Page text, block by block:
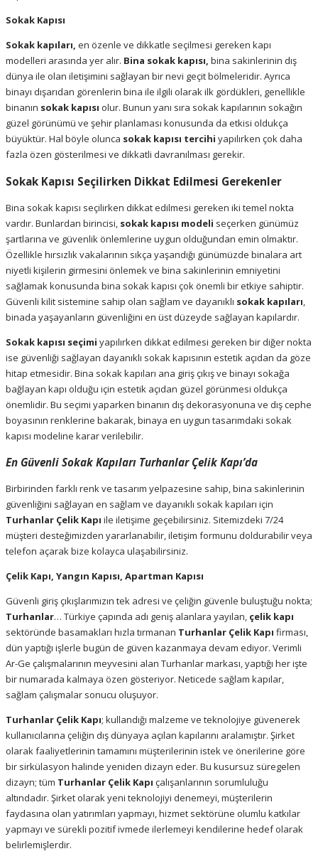
Sokak Kapısı
Sokak kapıları, en özenle ve dikkatle seçilmesi gereken kapı
modelleri arasında yer alır. Bina sokak kapısı, bina sakinlerinin dış
dünya ile olan iletişimini sağlayan bir nevi geçit bölmeleridir. Ayrıca
binayı dışarıdan görenlerin bina ile ilgili olarak ilk gördükleri, genellikle
binanın sokak kapısı olur. Bunun yanı sıra sokak kapılarının sokağın
güzel görünümü ve şehir planlaması konusunda da etkisi oldukça
büyüktür. Hal böyle olunca sokak kapısı tercihi yapılırken çok daha
fazla özen gösterilmesi ve dikkatli davranılması gerekir.
Sokak Kapısı Seçilirken Dikkat Edilmesi Gerekenler
Bina sokak kapısı seçilirken dikkat edilmesi gereken iki temel nokta
vardır. Bunlardan birincisi, sokak kapısı modeli seçerken günümüz
şartlarına ve güvenlik önlemlerine uygun olduğundan emin olmaktır.
Özellikle hırsızlık vakalarının sıkça yaşandığı günümüzde binalara art
niyetli kişilerin girmesini önlemek ve bina sakinlerinin emniyetini
sağlamak konusunda bina sokak kapısı çok önemli bir etkiye sahiptir.
Güvenli kilit sistemine sahip olan sağlam ve dayanıklı sokak kapıları,
binada yaşayanların güvenliğini en üst düzeyde sağlayan kapılardır.
Sokak kapısı seçimi yapılırken dikkat edilmesi gereken bir diğer nokta
ise güvenliği sağlayan dayanıklı sokak kapısının estetik açıdan da göze
hitap etmesidir. Bina sokak kapıları ana giriş çıkış ve binayı sokağa
bağlayan kapı olduğu için estetik açıdan güzel görünmesi oldukça
önemlidir. Bu seçimi yaparken binanın dış dekorasyonuna ve dış cephe
boyasının renklerine bakarak, binaya en uygun tasarımdaki sokak
kapısı modeline karar verilebilir.
En Güvenli Sokak Kapıları Turhanlar Çelik Kapı’da
Birbirinden farklı renk ve tasarım yelpazesine sahip, bina sakinlerinin
güvenliğini sağlayan en sağlam ve dayanıklı sokak kapıları için
Turhanlar Çelik Kapı ile iletişime geçebilirsiniz. Sitemizdeki 7/24
müşteri desteğimizden yararlanabilir, iletişim formunu doldurabilir veya
telefon açarak bize kolayca ulaşabilirsiniz.
Çelik Kapı, Yangın Kapısı, Apartman Kapısı
Güvenli giriş çıkışlarımızın tek adresi ve çeliğin güvenle buluştuğu nokta;
Turhanlar… Türkiye çapında adı geniş alanlara yayılan, çelik kapı
sektöründe basamakları hızla tırmanan Turhanlar Çelik Kapı firması,
dün yaptığı işlerle bugün de güven kazanmaya devam ediyor. Verimli
Ar-Ge çalışmalarının meyvesini alan Turhanlar markası, yaptığı her işte
bir numarada kalmaya özen gösteriyor. Neticede sağlam kapılar,
sağlam çalışmalar sonucu oluşuyor.
Turhanlar Çelik Kapı; kullandığı malzeme ve teknolojiye güvenerek
kullanıcılarına çeliğin dış dünyaya açılan kapılarını aralamıştır. Şirket
olarak faaliyetlerinin tamamını müşterilerinin istek ve önerilerine göre
bir sirkülasyon halinde yeniden dizayn eder. Bu kusursuz süregelen
dizayn; tüm Turhanlar Çelik Kapı çalışanlarının sorumluluğu
altındadır. Şirket olarak yeni teknolojiyi denemeyi, müşterilerin
faydasına olan yatırımları yapmayı, hizmet sektörüne olumlu katkılar
yapmayı ve sürekli pozitif ivmede ilerlemeyi kendilerine hedef olarak
belirlemişlerdir.